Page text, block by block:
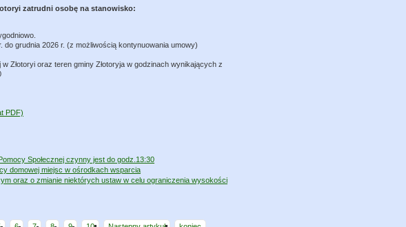
zatrudni osobę na stanowisko:
grudnia 2026 r. (z możliwością kontynuowania umowy)
Złotoryi oraz teren gminy Złotoryja w godzinach wynikających z
PDF)
Społecznej czynny jest do godz.13:30
domowej miejsc w ośrodkach wsparcia
oraz o zmianie niektórych ustaw w celu ograniczenia wysokości